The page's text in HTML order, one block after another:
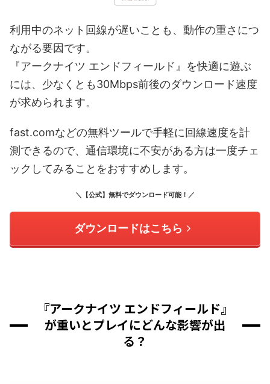
利用中のネット回線が遅いことも、動作の重さにつ
ながる要因です。
『アークナイツ エンドフィールド』を快適に遊ぶ
には、少なくとも30Mbps前後のダウンロード速度
が求められます。
fast.comなどの無料ツールで手軽に回線速度を計
測できるので、通信環境に不安がある方は一度チェ
ックしてみることをおすすめします。
＼【公式】無料でダウンロード可能！／
ダウンロードはこちら
『アークナイツ エンドフィールド』
が重いとプレイにどんな影響が出
る？